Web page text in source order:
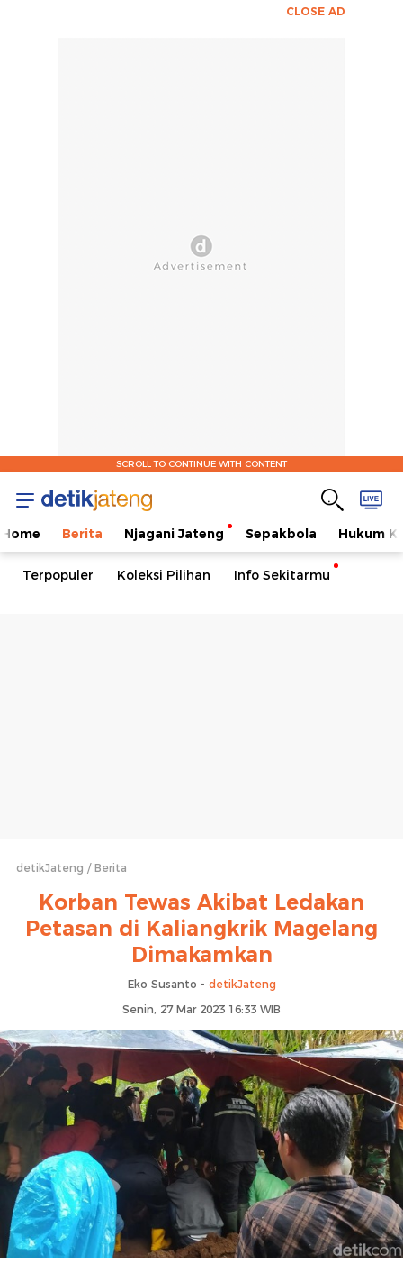
CLOSE AD
SCROLL TO CONTINUE WITH CONTENT
Home Berita Njagani Jateng Sepakbola Hukum
Terpopuler Koleksi Pilihan Info Sekitarmu
detikJateng Berita
Korban Tewas Akibat Ledakan
Petasan di Kaliangkrik Magelang
Dimakamkan
Eko Susanto - detikJateng
Senin, 27 Mar 2023 16:33 WIB